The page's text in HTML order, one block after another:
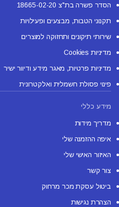
הסדר פשרה בת"צ 18665-02-20
תקנוני הטבות, מבצעים ופעילויות
שירותי תיקונים ותחזוקה למוצרים
מדיניות Cookies
מדיניות פרטיות, מאגר מידע ודיוור ישיר
פינוי פסולת חשמלית ואלקטרונית
מידע כללי
מדריך מידות
איפה ההזמנה שלי
האיזור האישי שלי
צור קשר
ביטול עסקת מכר מרחוק
הצהרת נגישות